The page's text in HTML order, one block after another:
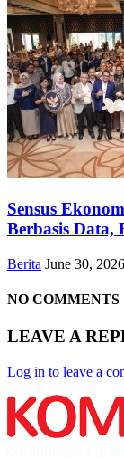
Sensus
Berbasis Data,
Berita June 30, 2026
NO COMMENTS
LEAVE A
Log in to leave a